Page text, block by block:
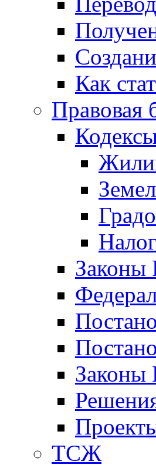
Как
Правовая
Законы
Законы
ТСЖ